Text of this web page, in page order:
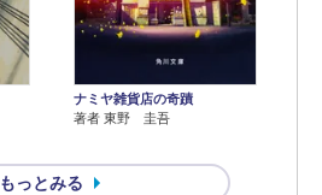
ナミヤ雑貨店の奇蹟
著者 東野 圭吾
もっとみる